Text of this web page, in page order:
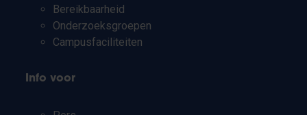
Bereikbaarheid
Onderzoeksgroepen
Campusfaciliteiten
Info voor